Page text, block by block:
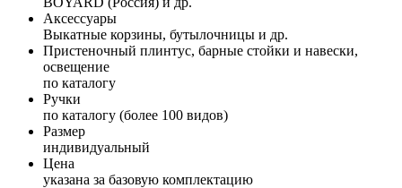
Аксессуары
Выкатные корзины, бутылочницы и др.
Пристеночный плинтус, барные стойки и навески,
освещение
по каталогу
Ручки
по каталогу (более 100 видов)
Размер
индивидуальный
Цена
указана за базовую комплектацию